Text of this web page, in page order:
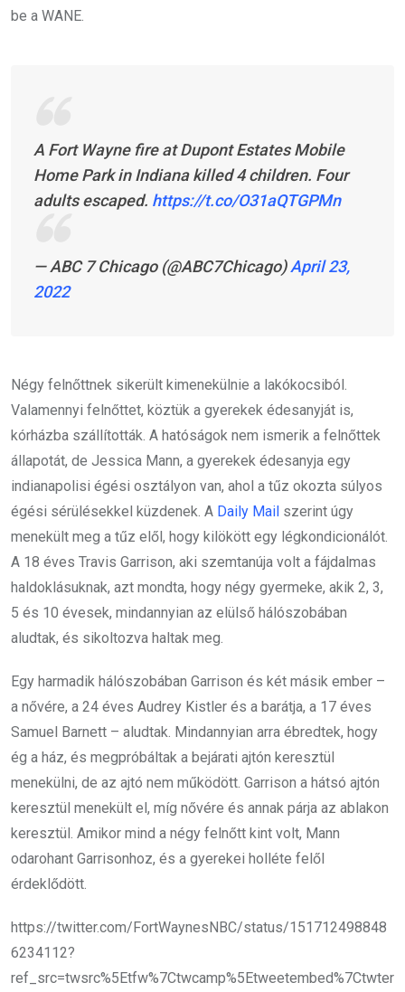
be a WANE.
A Fort Wayne fire at Dupont Estates Mobile
Home Park in Indiana killed 4 children. Four
adults escaped. https://t.co/O31aQTGPMn
— ABC 7 Chicago (@ABC7Chicago)April 23,
2022
Négy felnőttnek sikerült kimenekülnie a lakókocsiból.
Valamennyi felnőttet, köztük a gyerekek édesanyját is,
kórházba szállították. A hatóságok nem ismerik a felnőttek
állapotát, de Jessica Mann, a gyerekek édesanyja egy
indianapolisi égési osztályon van, ahol a tűz okozta súlyos
égési sérülésekkel küzdenek. A Daily Mail szerint úgy
menekült meg a tűz elől, hogy kilökött egy légkondicionálót.
A 18 éves Travis Garrison, aki szemtanúja volt a fájdalmas
haldoklásuknak, azt mondta, hogy négy gyermeke, akik 2, 3,
5 és 10 évesek, mindannyian az elülső hálószobában
aludtak, és sikoltozva haltak meg.
Egy harmadik hálószobában Garrison és két másik ember –
a nővére, a 24 éves Audrey Kistler és a barátja, a 17 éves
Samuel Barnett – aludtak. Mindannyian arra ébredtek, hogy
ég a ház, és megpróbáltak a bejárati ajtón keresztül
menekülni, de az ajtó nem működött. Garrison a hátsó ajtón
keresztül menekült el, míg nővére és annak párja az ablakon
keresztül. Amikor mind a négy felnőtt kint volt, Mann
odarohant Garrisonhoz, és a gyerekei holléte felől
érdeklődött.
https://twitter.com/FortWaynesNBC/status/151712498848
6234112?
ref_src=twsrc%5Etfw%7Ctwcamp%5Etweetembed%7Ctwter